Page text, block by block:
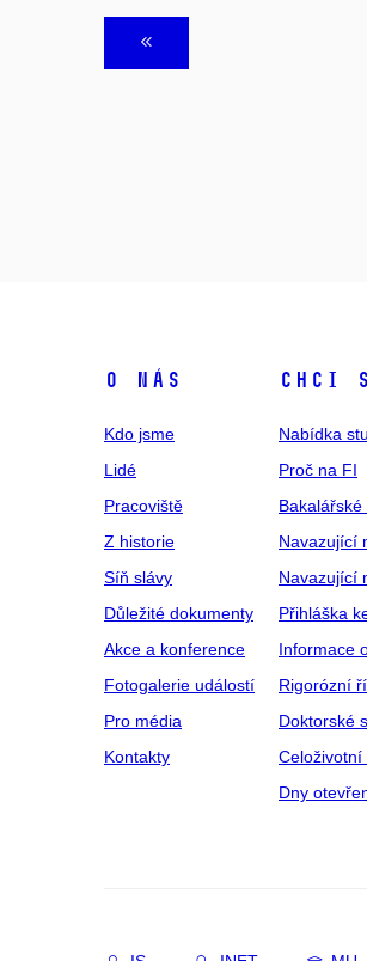
O NÁS
Kdo jsme
Lidé
Pracoviště
Z historie
Síň slávy
Důležité dokumenty
Akce a konference
Fotogalerie událostí
Pro média
Kontakty
CHCI
Nabídka
Proč na FI
Navazující
Navazující
Přihláška
Informace
Rigorózní
Doktorské
Dny